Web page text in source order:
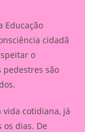
Educação
cidadã
o
pedestres são
vida cotidiana, já
dias. De